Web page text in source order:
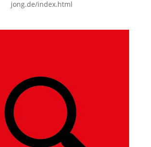
jong.de/index.html